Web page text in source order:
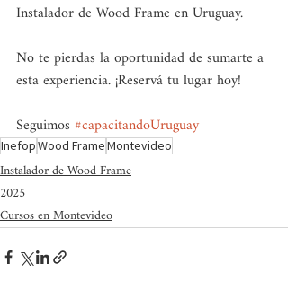
Instalador de Wood Frame en Uruguay.
No te pierdas la oportunidad de sumarte a
esta experiencia. ¡Reservá tu lugar hoy!
Seguimos #capacitandoUruguay
InefopWood FrameMontevideo
Instalador de Wood Frame
2025
Cursos en Montevideo